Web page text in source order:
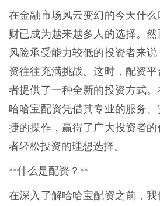
在金融市场风云变幻的今天什
财已成为越来越多人的选择。
风险承受能力较低的投资者来
资往往充满挑战。这时，配资
者提供了一种全新的投资方式。
哈哈宝配资凭借其专业的服务
捷的操作，赢得了广大投资者
者轻松投资的理想选择。
**什么是配资？**
在深入了解哈哈宝配资之前，